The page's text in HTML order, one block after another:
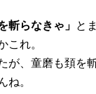
斬らなきゃ」 と
これ。
が、童磨も頚を
ね。